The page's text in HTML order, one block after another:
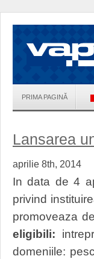
PRIMA PAGINĂ
Lansarea
aprilie 8th, 2014
In data de 4
privind
promoveaza
eligibili:
domeniile: